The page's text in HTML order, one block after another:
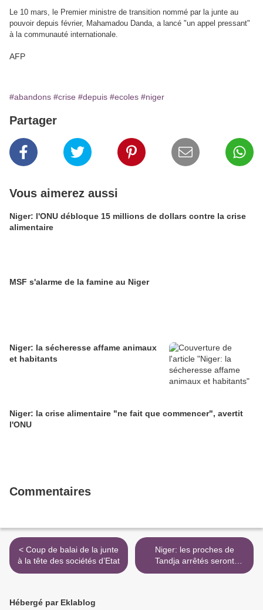
Le 10 mars, le Premier ministre de transition nommé par la junte au
pouvoir depuis février, Mahamadou Danda, a lancé "un appel pressant"
à la communauté internationale.
AFP
#abandons #crise #depuis #ecoles #niger
Partager
Vous aimerez aussi
Niger: l'ONU débloque 15 millions de dollars contre la crise
alimentaire
MSF s'alarme de la famine au Niger
Niger: la sécheresse affame animaux
et habitants
Niger: la crise alimentaire "ne fait que commencer", avertit
l'ONU
Commentaires
< Coup de balai de la junte
à la tête des sociétés d’Etat
Niger: les proches de
Tandja arrêtés seront
"remis en liberté" >
Hébergé par Eklablog